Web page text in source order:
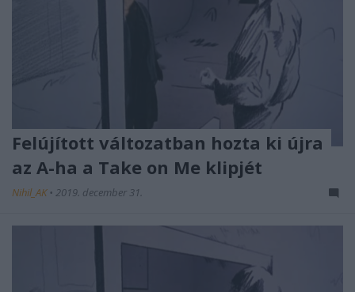
Felújított változatban hozta ki újra
az A-ha a Take on Me klipjét
Nihil_AK • 2019. december 31.